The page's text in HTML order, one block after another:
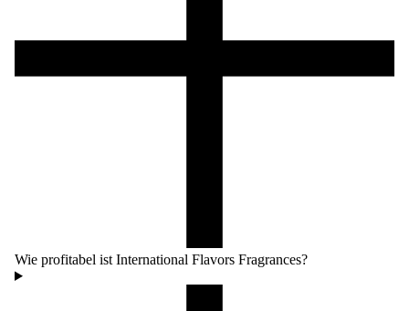
Wie profitabel ist International Flavors Fragrances?